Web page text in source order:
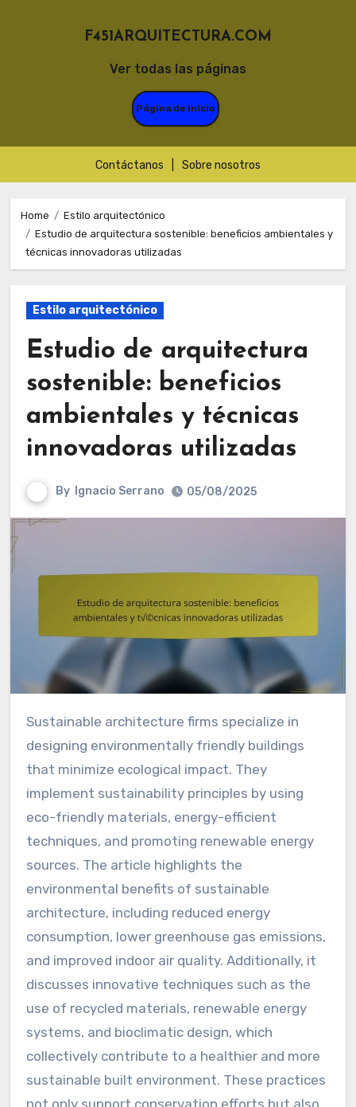
Ver todas las páginas
F451ARQUITECTURA.COM
Página de inicio
Contáctanos Sobre nosotros
content
Home
Estilo arquitectónico
Estudio de arquitectura sostenible: beneficios ambientales y
técnicas innovadoras utilizadas
Estilo arquitectónico
Estudio de arquitectura
sostenible: beneficios
ambientales y técnicas
innovadoras utilizadas
By Ignacio Serrano 05/08/2025
Sustainable architecture firms specialize in
designing environmentally friendly buildings
that minimize ecological impact. They
implement sustainability principles by using
eco-friendly materials, energy-efficient
techniques, and promoting renewable energy
sources. The article highlights the
environmental benefits of sustainable
architecture, including reduced energy
consumption, lower greenhouse gas emissions,
and improved indoor air quality. Additionally, it
discusses innovative techniques such as the
use of recycled materials, renewable energy
systems, and bioclimatic design, which
collectively contribute to a healthier and more
sustainable built environment. These practices